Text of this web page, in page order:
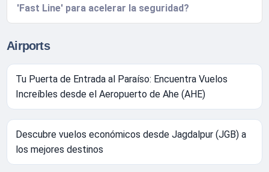
'Fast Line' para acelerar la seguridad?
Airports
Tu Puerta de Entrada al Paraíso: Encuentra Vuelos
Increíbles desde el Aeropuerto de Ahe (AHE)
Descubre vuelos económicos desde Jagdalpur (JGB) a
los mejores destinos